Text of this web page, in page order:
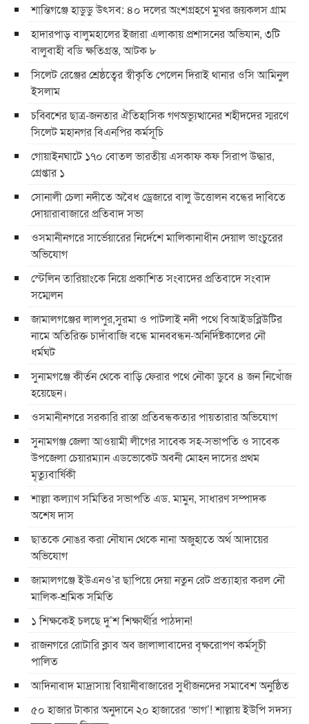
শান্তিগঞ্জে হাডুডু উৎসব: ৪০ দলের অংশগ্রহণে মুখর জয়কলস গ্রাম
হাদারপাড় বালুমহালের ইজারা এলাকায় প্রশাসনের অভিযান, ৩টি
বালুবাহী বডি ক্ষতিগ্রস্ত, আটক ৮
সিলেট রেঞ্জের শ্রেষ্ঠত্বের স্বীকৃতি পেলেন দিরাই থানার ওসি আমিনুল
ইসলাম
চব্বিশের ছাত্র-জনতার ঐতিহাসিক গণঅভ্যুত্থানের শহীদদের স্মরণে
সিলেট মহানগর বিএনপির কর্মসূচি
গোয়াইনঘাটে ১৭০ বোতল ভারতীয় এসকাফ কফ সিরাপ উদ্ধার,
গ্রেপ্তার ১
সোনালী চেলা নদীতে অবৈধ ড্রেজারে বালু উত্তোলন বন্ধের দাবিতে
দোয়ারাবাজারে প্রতিবাদ সভা
ওসমানীনগরে সার্ভেয়ারের নির্দেশে মালিকানাধীন দেয়াল ভাংচুরের
অভিযোগ
স্টেলিন তারিয়াংকে নিয়ে প্রকাশিত সংবাদের প্রতিবাদে সংবাদ
সম্মেলন
জামালগঞ্জের লালপুর,সুরমা ও পাটলাই নদী পথে বিআইডব্লিউটির
নামে অতিরিক্ত চাদাঁবাজি বন্ধে মানববন্ধন-অনির্দিষ্টকালের নৌ
ধর্মঘট
সুনামগঞ্জে কীর্তন থেকে বাড়ি ফেরার পথে নৌকা ডুবে ৪ জন নিখোঁজ
হয়েছেন।
ওসমানীনগরে সরকারি রাস্তা প্রতিবন্ধকতার পায়তারার অভিযোগ
সুনামগঞ্জ জেলা আওয়ামী লীগের সাবেক সহ-সভাপতি ও সাবেক
উপজেলা চেয়ারম্যান এডভোকেট অবনী মোহন দাসের প্রথম
মৃত্যুবার্ষিকী
শাল্লা কল্যাণ সমিতির সভাপতি এড. মামুন, সাধারণ সম্পাদক
অশেষ দাস
ছাতকে নোঙর করা নৌযান থেকে নানা অজুহাতে অর্থ আদায়ের
অভিযোগ
জামালগঞ্জে ইউএনও’র ছাপিয়ে দেয়া নতুন রেট প্রত্যাহার করল নৌ
মালিক-শ্রমিক সমিতি
১ শিক্ষকেই চলছে দু’শ শিক্ষার্থীর পাঠদান!
রাজনগরে রোটারি ক্লাব অব জালালাবাদের বৃক্ষরোপণ কর্মসূচী
পালিত
আদিনাবাদ মাদ্রাসায় বিয়ানীবাজারের সুধীজনদের সমাবেশ অনুষ্ঠিত
৫০ হাজার টাকার অনুদানে ২০ হাজারের ‘ভাগ’! শাল্লায় ইউপি সদস্য